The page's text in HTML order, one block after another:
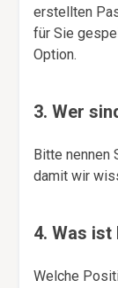
erstellten
für Sie
Option.
3. Wer
Bitte nennen
damit wir
4. Was
Welche